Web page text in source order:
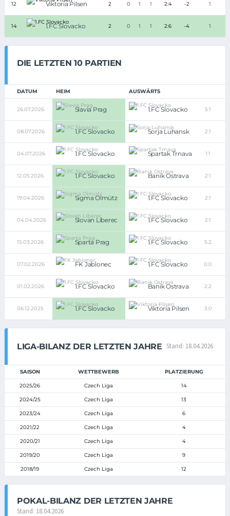
12 Viktoria Pilsen 2 0 1 1 2:4 -2 1
14 1.FC Slovacko 2 0 1 1 2:6 -4 1
DIE LETZTEN 10 PARTIEN
DATUM HEIM AUSWÄRTS
26.07.2026 Slavia Prag 1.FC Slovacko 5:1
08.07.2026 1.FC Slovacko Sorja Luhansk 2:1
04.07.2026 1.FC Slovacko Spartak Trnava 1:1
12.05.2026 1.FC Slovacko Banik Ostrava 2:1
19.04.2026 Sigma Olmütz 1.FC Slovacko 2:1
04.04.2026 Slovan Liberec 1.FC Slovacko 2:1
15.03.2026 Sparta Prag 1.FC Slovacko 5:2
07.02.2026 FK Jablonec 1.FC Slovacko 0:0
01.02.2026 1.FC Slovacko Banik Ostrava 2:2
06.12.2025 1.FC Slovacko Viktoria Pilsen 3:0
LIGA-BILANZ DER LETZTEN JAHRE Stand: 18.04.2026
SAISON WETTBEWERB PLATZIERUNG
2025/26 Czech Liga 14
2024/25 Czech Liga 13
2023/24 Czech Liga 6
2021/22 Czech Liga 4
2020/21 Czech Liga 4
2019/20 Czech Liga 9
2018/19 Czech Liga 12
POKAL-BILANZ DER LETZTEN JAHRE
Stand: 18.04.2026